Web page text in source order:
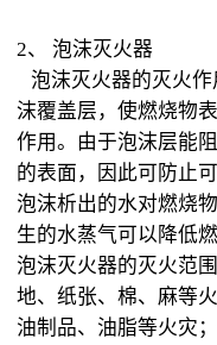
2、 泡沫灭火器
泡沫灭火器的灭火
沫覆盖层，使燃烧物
作用。由于泡沫层能
的表面，因此可防止
泡沫析出的水对燃烧
生的水蒸气可以降低
泡沫灭火器的灭火范
地、纸张、棉、麻等
油制品、油脂等火灾